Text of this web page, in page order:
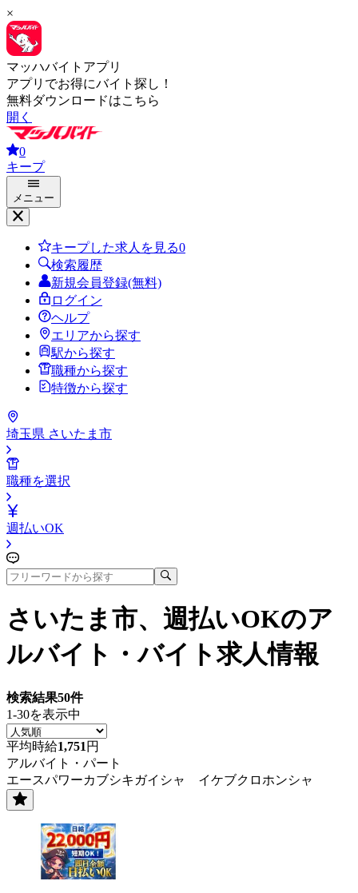
×
マッハバイトアプリ
アプリでお得にバイト探し！
無料ダウンロードはこちら
開く
0
キープ
メニュー
キープした求人を見る0
検索履歴
新規会員登録(無料)
ログイン
ヘルプ
エリアから探す
駅から探す
職種から探す
特徴から探す
埼玉県 さいたま市
職種を選択
週払いOK
さいたま市、週払いOKのア
ルバイト・バイト求人情報
検索結果50件
1-30を表示中
平均時給1,751 円
アルバイト・パート
エースパワーカブシキガイシャ イケブクロホンシャ